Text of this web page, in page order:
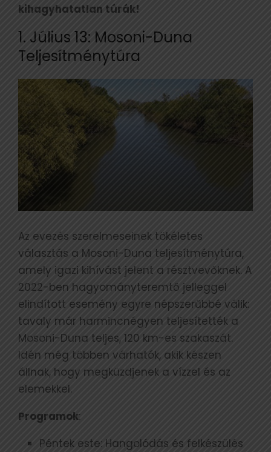
kihagyhatatlan túrák!
1. Július 13: Mosoni-Duna
Teljesítménytúra
Az evezés szerelmeseinek tökéletes
választás a Mosoni-Duna teljesítménytúra,
amely igazi kihívást jelent a résztvevőknek. A
2022-ben hagyományteremtő jelleggel
elindított esemény egyre népszerűbbé válik:
tavaly már harmincnégyen teljesítették a
Mosoni-Duna teljes, 120 km-es szakaszát.
Idén még többen várhatók, akik készen
állnak, hogy megküzdjenek a vízzel és az
elemekkel.
Programok:
Péntek este: Hangolódás és felkészülés